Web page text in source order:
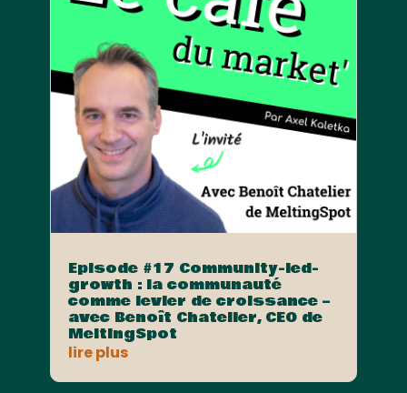
Episode #17 Community-led-
growth : la communauté
comme levier de croissance –
avec Benoît Chatelier, CEO de
MeltingSpot
lire plus